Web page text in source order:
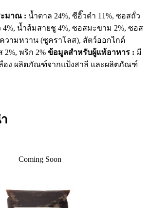
ะมาณ : น้ำตาล 24%, ซีอิ๊วดำ 11%, ซอสถั่ว
4%, น้ำส้มสายชู 4%, ซอสมะขาม 2%, ซอส
วามหวาน (ซูคราโลส), สัตว์ออกไกด์
2%, พริก 2% ข้อมูลสำหรับผู้แพ้อาหาร : มี
อง ผลิตภัณฑ์จากแป้งสาลี และผลิตภัณฑ์
Coming Soon